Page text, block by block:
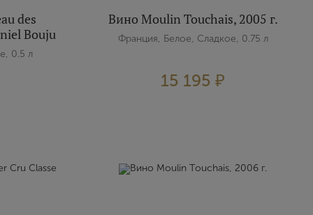
des
Bouju
0.5 л
Вино Moulin Touchais, 2005 г.
Франция, Белое, Сладкое, 0.75 л
15 195 ₽